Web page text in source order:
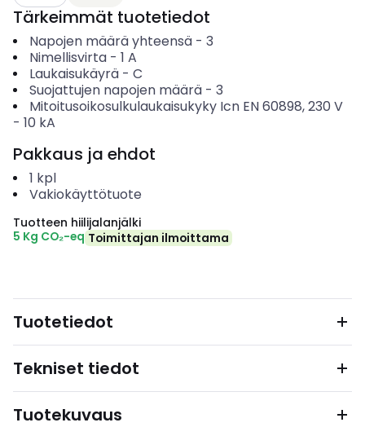
Tärkeimmät tuotetiedot
Napojen määrä yhteensä- 3
Nimellisvirta- 1 A
Laukaisukäyrä- C
Suojattujen napojen määrä- 3
Mitoitusoikosulkulaukaisukyky Icn EN 60898, 230 V
- 10 kA
Pakkaus ja ehdot
1 kpl
Vakiokäyttötuote
Tuotteen hiilijalanjälki
5 Kg CO₂-eq Toimittajan ilmoittama
Tuotetiedot
Tekniset tiedot
Tuotekuvaus